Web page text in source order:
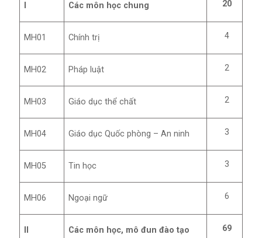
Các môn học chung 20
MH01 Chính trị 4
MH02 Pháp luật 2
MH03 Giáo dục thể chất 2
MH04 Giáo dục Quốc phòng – An ninh 3
MH05 Tin học 3
MH06 Ngoại ngữ 6
Các môn học, mô đun đào tạo 69